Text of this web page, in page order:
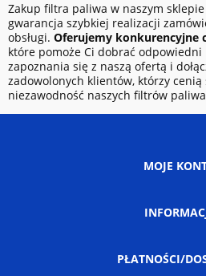
Zakup filtra paliwa w naszym
gwarancja szybkiej realizacji
obsługi. Oferujemy konkurencyjne
które pomoże Ci dobrać
zapoznania się z naszą ofertą i
zadowolonych klientów, którzy cenią
niezawodność naszych filtrów
MOJE
PŁATNOŚCI/